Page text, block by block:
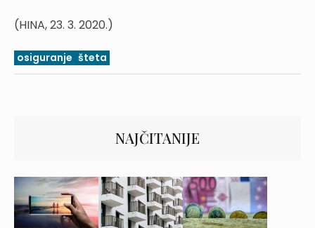
(HINA, 23. 3. 2020.)
osiguranje šteta
NAJČITANIJE